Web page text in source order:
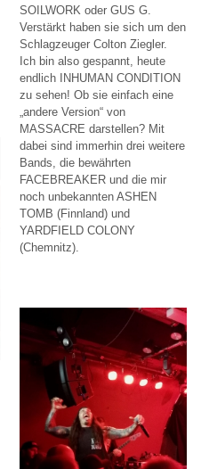
SOILWORK oder GUS G.
Verstärkt haben sie sich um den
Schlagzeuger Colton Ziegler.
Ich bin also gespannt, heute
endlich INHUMAN CONDITION
zu sehen! Ob sie einfach eine
„andere Version“ von
MASSACRE darstellen? Mit
dabei sind immerhin drei weitere
Bands, die bewährten
FACEBREAKER und die mir
noch unbekannten ASHEN
TOMB (Finnland) und
YARDFIELD COLONY
(Chemnitz).